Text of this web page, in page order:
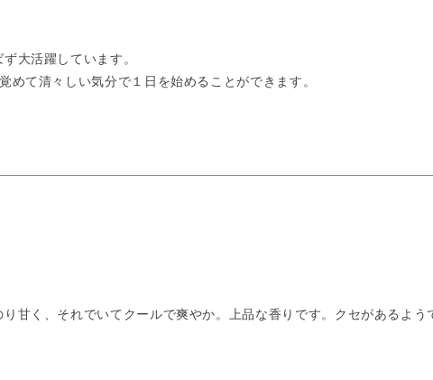
大活躍しています。
て清々しい気分で１日を始めることができます。
甘く、それでいてクールで爽やか。上品な香りです。クセがあるよう